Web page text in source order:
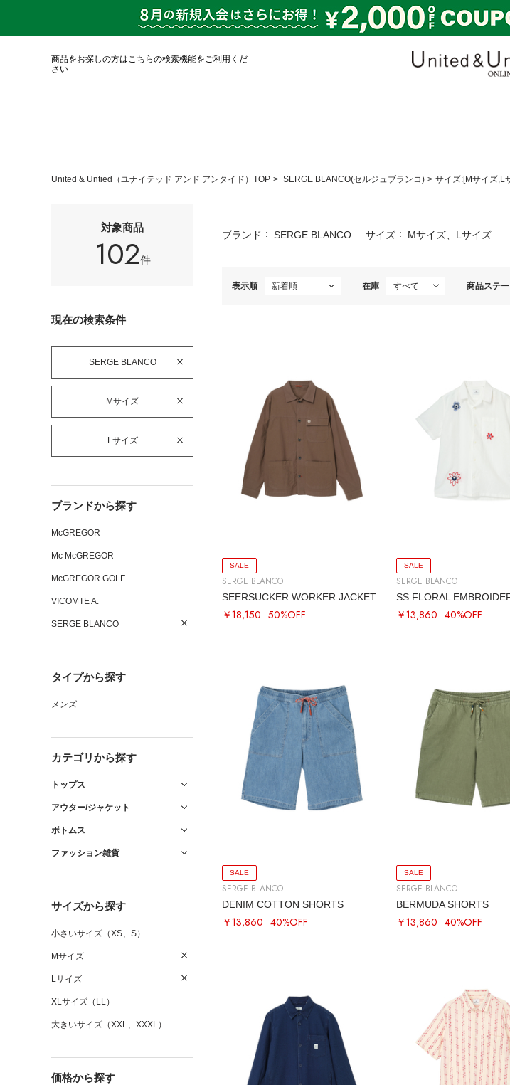
商品をお探しの方はこちらの検索機能をご利用くだ
さい
United & Untied（ユナイテッド アンド アンタイド）TOP SERGE BLANCO(セルジュブランコ) サイズ:[Mサイズ,L
対象商品
102件
現在の検索条件
SERGE BLANCO
Mサイズ
Lサイズ
ブランドから探す
McGREGOR
Mc McGREGOR
McGREGOR GOLF
VICOMTE A.
SERGE BLANCO
タイプから探す
メンズ
カテゴリから探す
トップス
アウター/ジャケット
ボトムス
ファッション雑貨
サイズから探す
小さいサイズ（XS、S）
Mサイズ
Lサイズ
XLサイズ（LL）
大きいサイズ（XXL、XXXL）
価格から探す
ブランド SERGE BLANCO サイズ Mサイズ、Lサイズ
表示順 在庫 商品ステ
SALE
SERGE BLANCO
SEERSUCKER WORKER JACKET
￥18,150 50%OFF
SALE
SERGE BLANCO
￥13,860 40%OFF
SALE
SERGE BLANCO
DENIM COTTON SHORTS
￥13,860 40%OFF
SALE
SERGE BLANCO
BERMUDA SHORTS
￥13,860 40%OFF